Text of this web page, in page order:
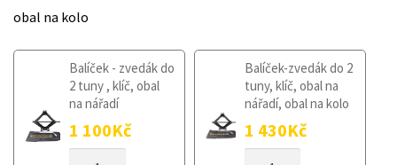
obal na kolo
Balíček - zvedák do
2 tuny , klíč, obal
na nářadí
1 100Kč
Balíček-zvedák do 2
tuny, klíč, obal na
nářadí, obal na kolo
1 430Kč